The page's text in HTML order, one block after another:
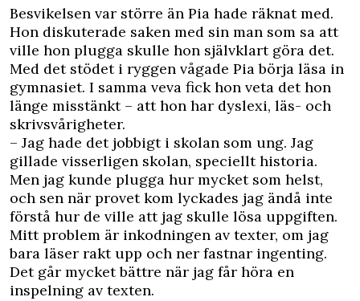
Besvikelsen var större än Pia hade räknat med.
Hon diskuterade saken med sin man som sa att
ville hon plugga skulle hon självklart göra det.
Med det stödet i ryggen vågade Pia börja läsa in
gymnasiet. I samma veva fick hon veta det hon
länge misstänkt – att hon har dyslexi, läs- och
skrivsvårigheter.
– Jag hade det jobbigt i skolan som ung. Jag
gillade visserligen skolan, speciellt historia.
Men jag kunde plugga hur mycket som helst,
och sen när provet kom lyckades jag ändå inte
förstå hur de ville att jag skulle lösa uppgiften.
Mitt problem är inkodningen av texter, om jag
bara läser rakt upp och ner fastnar ingenting.
Det går mycket bättre när jag får höra en
inspelning av texten.